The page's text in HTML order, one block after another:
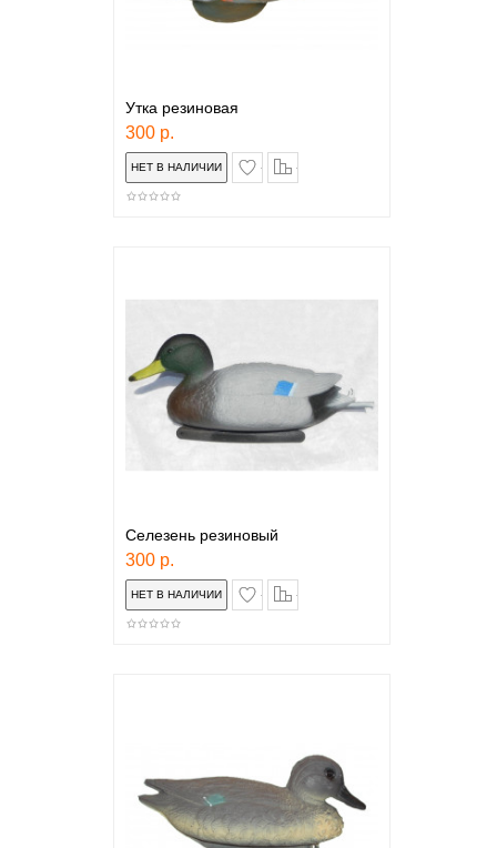
Утка резиновая
300 р.
в закладки
Селезень резиновый
300 р.
в закладки